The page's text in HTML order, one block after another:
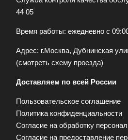
44 05
Время работы: ежедневно с
Адрес: г.Москва, Дубнинская
(смотреть схему проезда)
Доставляем по всей России
Пользовательское соглашение
Политика конфиденциальности
Согласие на обработку
Согласие на предоставление